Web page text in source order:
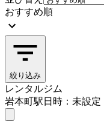
おすすめ順
絞り込み
レンタルジム
岩本町駅日時：未設定